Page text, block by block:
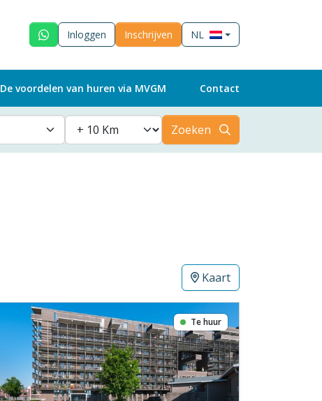
Inloggen Inschrijven NL
De voordelen van huren via MVGM Contact
Zoeken
Kaart
Te huur